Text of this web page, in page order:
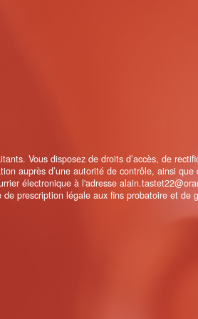
Vous disposez de droits d’accès, de
auprès d’une autorité de contrôle, ainsi que
électronique à l'adresse
prescription légale aux fins probatoire et de